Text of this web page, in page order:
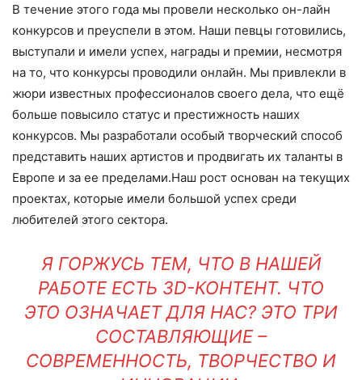
В течение этого года мы провели несколько он-лайн
конкурсов и преуспели в этом. Наши певцы готовились,
выступали и имели успех, награды и премии, несмотря
на то, что конкурсы проводили онлайн. Мы привлекли в
жюри известных профессионалов своего дела, что ещё
больше повысило статус и престижность наших
конкурсов. Мы разработали особый творческий способ
представить наших артистов и продвигать их таланты в
Европе и за ее пределами.Наш рост основан на текущих
проектах, которые имели большой успех среди
любителей этого сектора.
Я ГОРЖУСЬ ТЕМ, ЧТО В НАШЕЙ
РАБОТЕ ЕСТЬ 3D-КОНТЕНТ. ЧТО
ЭТО ОЗНАЧАЕТ ДЛЯ НАС? ЭТО ТРИ
СОСТАВЛЯЮЩИЕ –
СОВРЕМЕННОСТЬ, ТВОРЧЕСТВО И